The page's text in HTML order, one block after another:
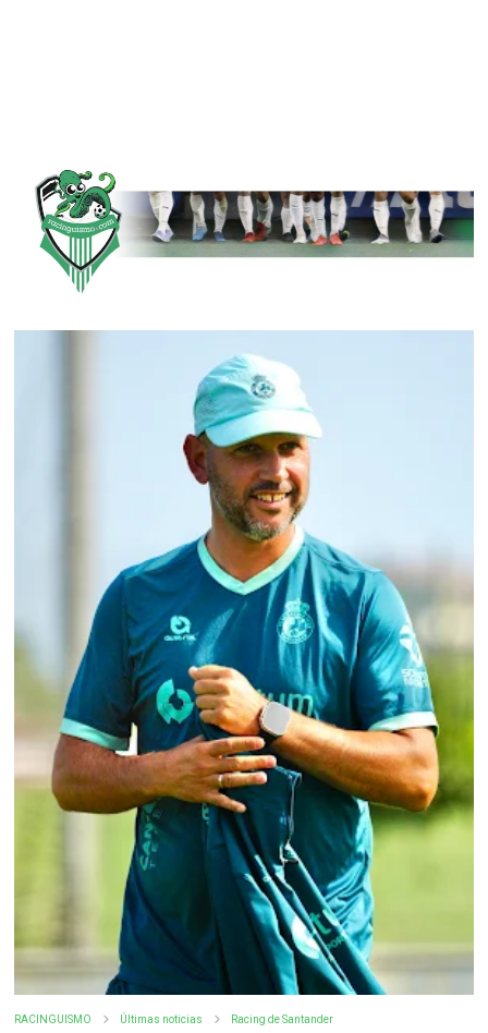
RACINGUISMO Últimas noticias Racing de Santander